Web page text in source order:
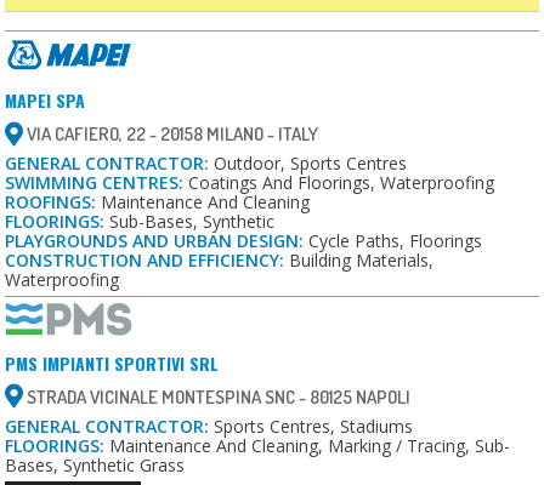
MAPEI SPA
VIA CAFIERO, 22 - 20158 MILANO - ITALY
GENERAL CONTRACTOR: Outdoor, Sports Centres
SWIMMING CENTRES: Coatings And Floorings, Waterproofing
ROOFINGS: Maintenance And Cleaning
FLOORINGS: Sub-Bases, Synthetic
PLAYGROUNDS AND URBAN DESIGN: Cycle Paths, Floorings
CONSTRUCTION AND EFFICIENCY: Building Materials,
Waterproofing
PMS IMPIANTI SPORTIVI SRL
STRADA VICINALE MONTESPINA SNC - 80125 NAPOLI
GENERAL CONTRACTOR: Sports Centres, Stadiums
FLOORINGS: Maintenance And Cleaning, Marking / Tracing, Sub-
Bases, Synthetic Grass